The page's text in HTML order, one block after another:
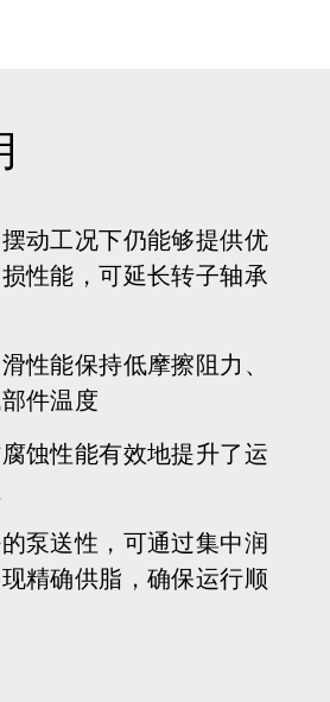
动工况下仍能够提供优
性能，可延长转子轴承
性能保持低摩擦阻力、
件温度
蚀性能有效地提升了运
泵送性，可通过集中润
精确供脂，确保运行顺